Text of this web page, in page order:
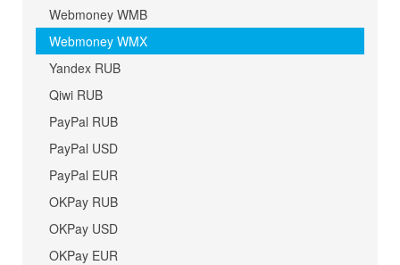
Webmoney WMB
Webmoney WMX
Yandex RUB
Qiwi RUB
PayPal RUB
PayPal USD
PayPal EUR
OKPay RUB
OKPay USD
OKPay EUR